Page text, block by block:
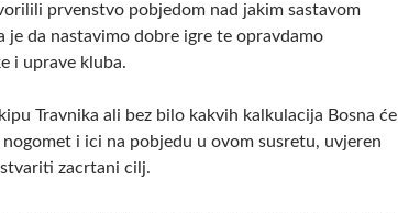
prvenstvo pobjedom nad jakim sastavom
je da nastavimo dobre igre te opravdamo
i uprave kluba.
Travnika ali bez bilo kakvih kalkulacija Bosna će
i ici na pobjedu u ovom susretu, uvjeren
zacrtani cilj.